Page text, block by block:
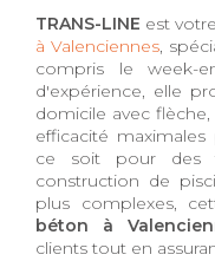
TRANS-LINE est votre
à Valenciennes,
compris le week-
d'expérience, elle
domicile avec
efficacité
ce soit pour des
construction de
plus complexes,
béton à
clients tout en